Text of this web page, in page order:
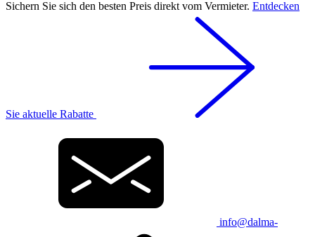
Sichern Sie sich den besten Preis direkt vom Vermieter. Entdecken
Sie aktuelle Rabatte
info@dalma-